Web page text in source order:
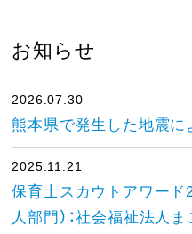
お知らせ
2026.07.30
熊本県で発生した地震
2025.11.21
保育士スカウトアワード
人部門）：社会福祉法人